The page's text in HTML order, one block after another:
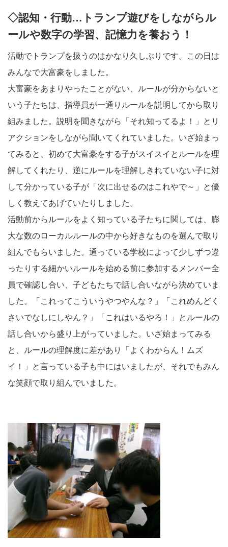
◇認知・行動…トランプ遊びをしながらル
ールや数字の学習、記憶力を養おう！
活動でトランプを扱うのはかなり久しぶりです。この日は
みんなで大富豪をしました。
大富豪をあまりやったことがない、ルールが分からないと
いう子たちは、指導員が一通りルールを説明してから取り
組みました。説明を聞きながら「それ知ってるよ！」とリ
アクションをしながら聞いてくれていました。いざ始まっ
てみると、初めて大富豪をする子がスイスイとルールを理
解してくれたり、逆にルールを理解しきれていない子に対
して分かっている子が「次に出せるのはこれやで～」と優
しく教えてあげていたりしました。
活動前からルールをよく知っている子たちに関しては、膨
大な数のローカルルールの中から好きなものを選んで取り
組んでもらいました。通っている学校によって少しずつ違
ったりする細かいルールを始める前に参加するメンバー全
員で確認し合い、子どもたちで話し合いながら決めていま
した。「これってこういうやつやんな？」「これめんどく
さいでなしにしやん？」「これはいるやろ！」とルールの
話し合いから盛り上がっていました。いざ始まってみる
と、ルールの理解度に差があり「よくわからん！ムズ
イ！」と言っている子も中にはいましたが、それでもみん
な笑顔で取り組んでいました。